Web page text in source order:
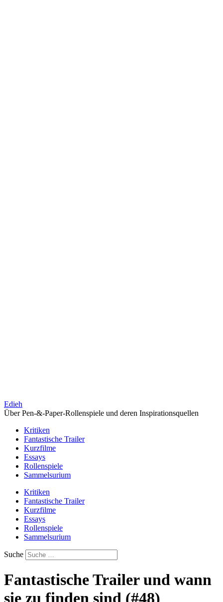
Edieh
Über Pen-&-Paper-Rollenspiele und deren Inspirationsquellen
Kritiken
Fantastische Trailer
Kurzfilme
Essays
Rollenspiele
Sammelsurium
Kritiken
Fantastische Trailer
Kurzfilme
Essays
Rollenspiele
Sammelsurium
Suche
Fantastische Trailer und wann
sie zu finden sind (#48)